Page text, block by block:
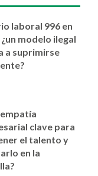
laboral 996 en
modelo ilegal
a suprimirse
empatía
clave para
el talento y
en la